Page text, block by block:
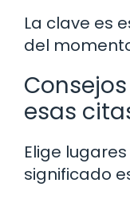
La clave es
del
esas
Elige
significado